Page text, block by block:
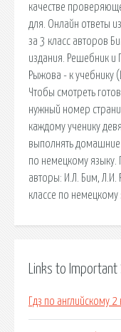
качестве
для. Онлайн ответы
за 3 класс авторов
издания. Решебник и
Рыжова - к
Чтобы смотреть
нужный номер
каждому ученику
выполнять
по немецкому языку.
авторы: И.Л. Бим,
классе по немецкому
Links to
Гдз по английскому